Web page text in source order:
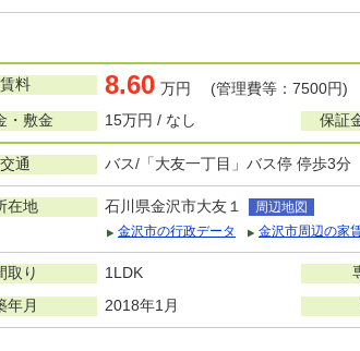
賃料 8.60 万円 (管理費等：7500円)
・敷金
15万円 / なし 保証
交通 バス/「大友一丁目」バス停 停歩3分
在地 石川県金沢市大友１
周辺地図
金沢市の行政データ
金沢市周辺の家
取り 1LDK
年月 2018年1月